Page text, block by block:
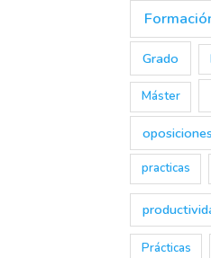
Grado
Máster
oposiciones
practicas
Prácticas